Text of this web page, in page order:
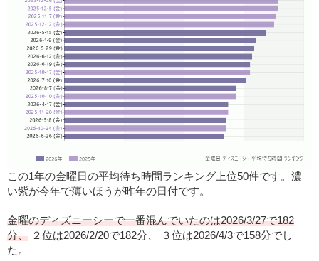
この1年の金曜日の平均待ち時間ランキング上位50件です。濃
い紫が今年で薄いほうが昨年の日付です。
金曜のディズニーシーで一番混んでいたのは2026/3/27で182
分、 ２位は2026/2/20で182分、 ３位は2026/4/3で158分でし
た。